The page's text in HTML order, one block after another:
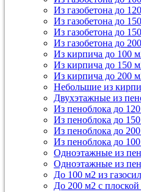
Из газобетона до
Из газобетона до
Из газобетона до
Из газобетона до
Из кирпича до 100
Из кирпича до 150
Из кирпича до 200
Небольшие из
Двухэтажные из
Из пеноблока до
Из пеноблока до
Из пеноблока до
Из пеноблока до
Одноэтажные из
Одноэтажные из
До 100 м2 из
До 200 м2 с